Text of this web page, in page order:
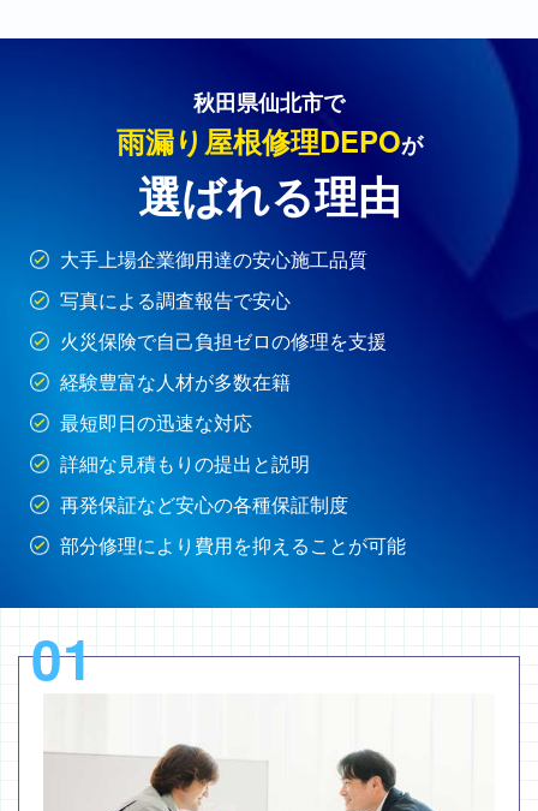
秋田県仙北市で
雨漏り屋根修理DEPOが
選ばれる理由
大手上場企業御用達の安心施工品質
写真による調査報告で安心
火災保険で自己負担ゼロの修理を支援
経験豊富な人材が多数在籍
最短即日の迅速な対応
詳細な見積もりの提出と説明
再発保証など安心の各種保証制度
部分修理により費用を抑えることが可能
01